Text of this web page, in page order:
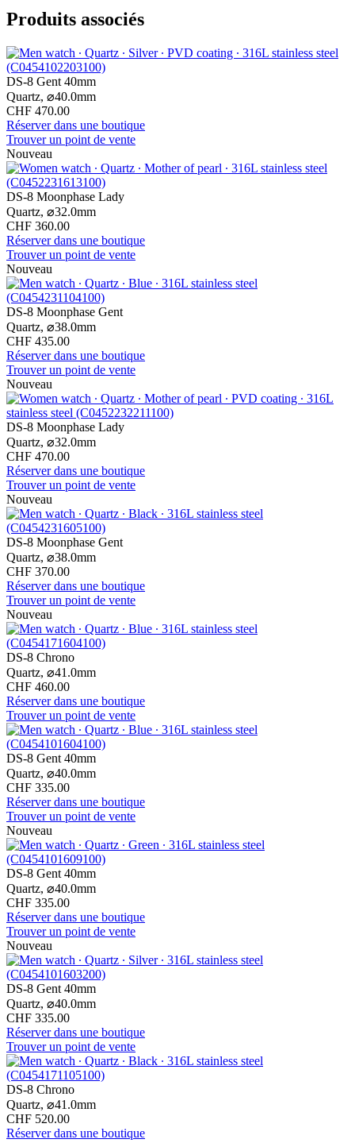
Produits associés
DS-8 Gent 40mm
Quartz, ⌀40.0mm
CHF 470.00
Réserver dans une boutique
Trouver un point de vente
Nouveau
DS-8 Moonphase Lady
Quartz, ⌀32.0mm
CHF 360.00
Réserver dans une boutique
Trouver un point de vente
Nouveau
DS-8 Moonphase Gent
Quartz, ⌀38.0mm
CHF 435.00
Réserver dans une boutique
Trouver un point de vente
Nouveau
DS-8 Moonphase Lady
Quartz, ⌀32.0mm
CHF 470.00
Réserver dans une boutique
Trouver un point de vente
Nouveau
DS-8 Moonphase Gent
Quartz, ⌀38.0mm
CHF 370.00
Réserver dans une boutique
Trouver un point de vente
Nouveau
DS-8 Chrono
Quartz, ⌀41.0mm
CHF 460.00
Réserver dans une boutique
Trouver un point de vente
DS-8 Gent 40mm
Quartz, ⌀40.0mm
CHF 335.00
Réserver dans une boutique
Trouver un point de vente
Nouveau
DS-8 Gent 40mm
Quartz, ⌀40.0mm
CHF 335.00
Réserver dans une boutique
Trouver un point de vente
Nouveau
DS-8 Gent 40mm
Quartz, ⌀40.0mm
CHF 335.00
Réserver dans une boutique
Trouver un point de vente
DS-8 Chrono
Quartz, ⌀41.0mm
CHF 520.00
Réserver dans une boutique